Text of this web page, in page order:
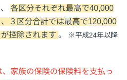
各区分それぞれ最高で40,000
３区分合計では最高で120,000
控除されます 。
※平成24年以降
家族の保険の保険料を支払っ